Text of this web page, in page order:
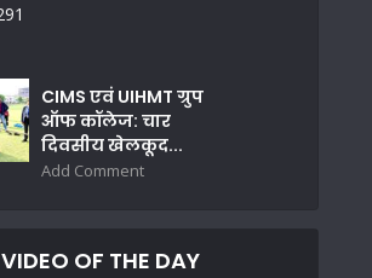
CIMS एवं UIHMT ग्रुप
ऑफ कॉलेज: चार
दिवसीय खेलकूद...
Add Comment
VIDEO OF THE DAY